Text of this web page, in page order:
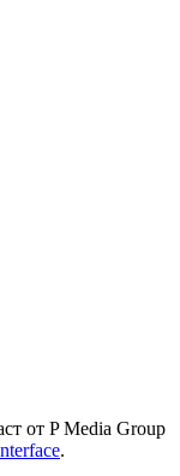
от P Media Group
.